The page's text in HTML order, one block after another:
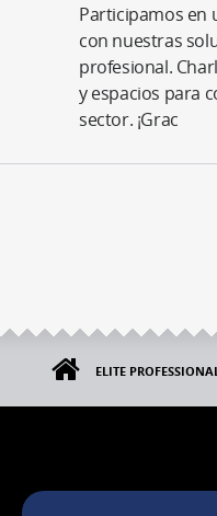
Participamos en
con nuestras
profesional.
y espacios para
sector. ¡Grac
ELITE